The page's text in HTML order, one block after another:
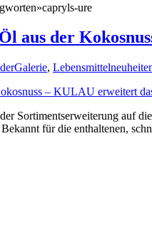
»capryls-ure
aus der
,
Sortimentserweiterung auf
für die enthaltenen,